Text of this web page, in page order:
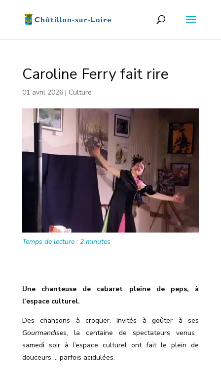
Caroline Ferry fait rire
01 avril 2026| Culture
Temps de lecture : 2 minutes
Une chanteuse de cabaret pleine de peps, à
l’espace culturel.
Des chansons à croquer. Invités à goûter à ses
Gourmandises, la centaine de spectateurs venus
samedi soir à l’espace culturel ont fait le plein de
douceurs … parfois acidulées.